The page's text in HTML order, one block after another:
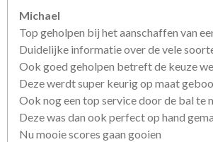
Michael
Top geholpen bij het aanschaffen van
Duidelijke informatie over de vele
Ook goed geholpen betreft de keuze
Deze werdt super keurig op maat
Ook nog een top service door de bal te
Deze was dan ook perfect op hand
Nu mooie scores gaan gooien